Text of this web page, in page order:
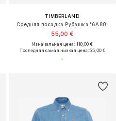
TIMBERLAND
Средняя посадка Рубашка '6A88'
55,00 €
Изначальная цена: 110,00 €
Последняя самая низкая цена:55,00 €